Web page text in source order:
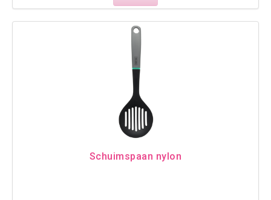
Schuimspaan nylon